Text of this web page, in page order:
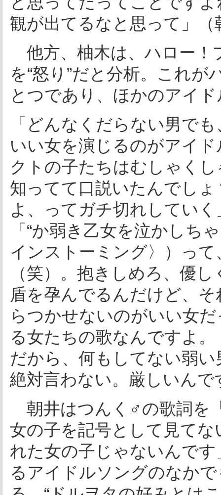
観が出てるなと思って」（
他方、柚木は、ハロー！
を“怒り”だと分析。これ
とつであり、ほかのアイ
「どんなくだらない男で
いい女を演じるのがアイ
クトの子たちはむしゃく
知ってて口説いたんでし
よ、ってガチ切れしていく
「“か弱き乙女を泣かしち
インストーミング〉）っ
（笑）。抱きしめろ、優
盾を孕んでるんだけど、
らつかせないのがいい女
る女たちの歌なんですよ
だから、何もしてない弱
絶対言わない。厳しいん
朝井はつんく♂の歌詞を
女の子を記号として見て
れた女の子じゃないんで
るアイドルソングのなか